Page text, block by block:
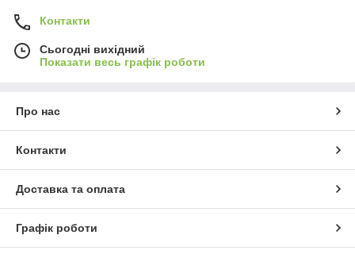
Контакти
Сьогодні вихідний
Показати весь графік роботи
Про нас
Контакти
Доставка та оплата
Графік роботи